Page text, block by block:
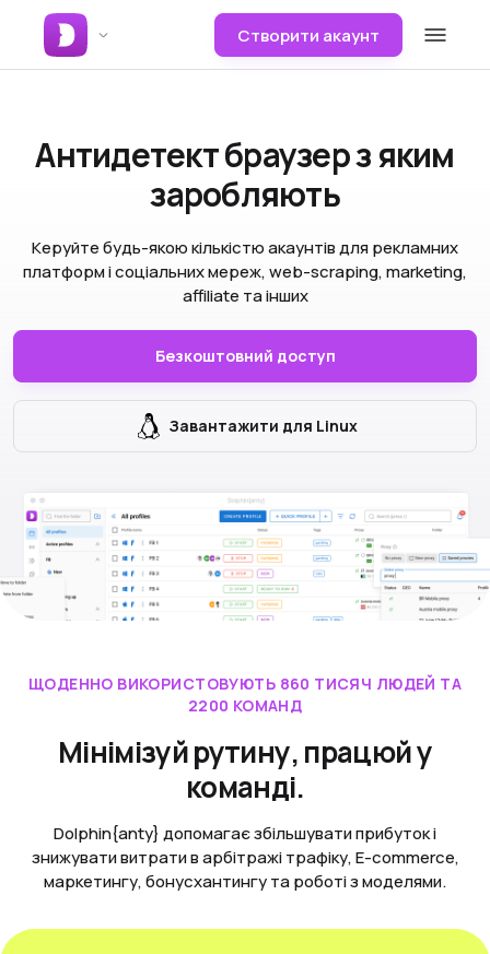
Створити акаунт
Антидетект браузерз яким
заробляють
Керуйте будь-якою кількістю акаунтів для рекламних
платформ і соціальних мереж, web-scraping, marketing,
affiliate та інших
Безкоштовний доступ
Завантажити для Linux
ЩОДЕННО ВИКОРИСТОВУЮТЬ 860 ТИСЯЧ ЛЮДЕЙ ТА
2200 КОМАНД
Мінімізуй рутину, працюй у
команді.
Dolphin{anty} допомагає збільшувати прибуток і
знижувати витрати в арбітражі трафіку, E-commerce,
маркетингу, бонусхантингу та роботі з моделями.